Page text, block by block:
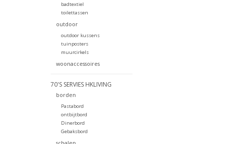
badtextiel
toilettassen
outdoor
outdoor kussens
tuinposters
muurcirkels
woonaccessoires
70'S SERVIES HKLIVING
borden
Pastabord
ontbijtbord
Dinerbord
Gebaksbord